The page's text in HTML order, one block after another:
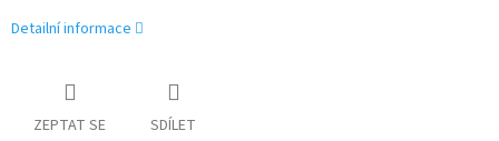
Detailní informace
ZEPTAT SE SDÍLET